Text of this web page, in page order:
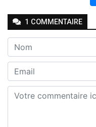
1 COMMENTAIRE